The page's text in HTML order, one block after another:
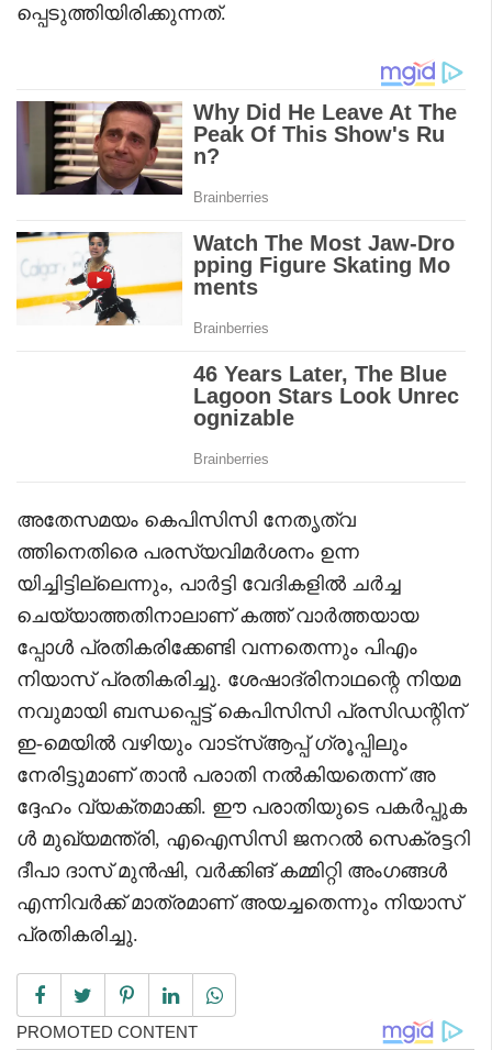
പ്പെടുത്തിയിരിക്കുന്നത്.
അതേസമയം കെപിസിസി നേതൃത്വ
ത്തിനെതിരെ പരസ്യവിമര്‍ശനം ഉന്ന
യിച്ചിട്ടില്ലെന്നും, പാര്‍ട്ടി വേദികളില്‍ ചര്‍ച്ച
ചെയ്യാത്തതിനാലാണ് കത്ത് വാര്‍ത്തയായ
പ്പോള്‍ പ്രതികരിക്കേണ്ടി വന്നതെന്നും പിഎം
നിയാസ് പ്രതികരിച്ചു. ശേഷാദ്രിനാഥന്റെ നിയമ
നവുമായി ബന്ധപ്പെട്ട് കെപിസിസി പ്രസിഡന്റിന്
ഇ-മെയില്‍ വഴിയും വാട്‌സ്ആപ്പ് ഗ്രൂപ്പിലും
നേരിട്ടുമാണ് താന്‍ പരാതി നല്‍കിയതെന്ന് അ
ദ്ദേഹം വ്യക്തമാക്കി. ഈ പരാതിയുടെ പകര്‍പ്പുക
ള്‍ മുഖ്യമന്ത്രി, എഐസിസി ജനറല്‍ സെക്രട്ടറി
ദീപാ ദാസ് മുന്‍ഷി, വര്‍ക്കിങ് കമ്മിറ്റി അംഗങ്ങള്‍
എന്നിവര്‍ക്ക് മാത്രമാണ് അയച്ചതെന്നും നിയാസ്
പ്രതികരിച്ചു.